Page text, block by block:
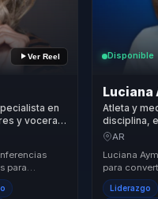
Ver Reel
en
y voceras
para
recursos
Disponible
Luciana
Atleta y
disciplina,
enAR
Luciana
para
equipo del
par...
Liderazgo